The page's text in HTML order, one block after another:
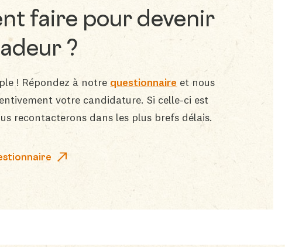
faire pour devenir
?
! Répondez à notre questionnaire et nous
votre candidature. Si celle-ci est
recontacterons dans les plus brefs délais.